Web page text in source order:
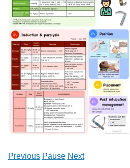
Previous Pause Next